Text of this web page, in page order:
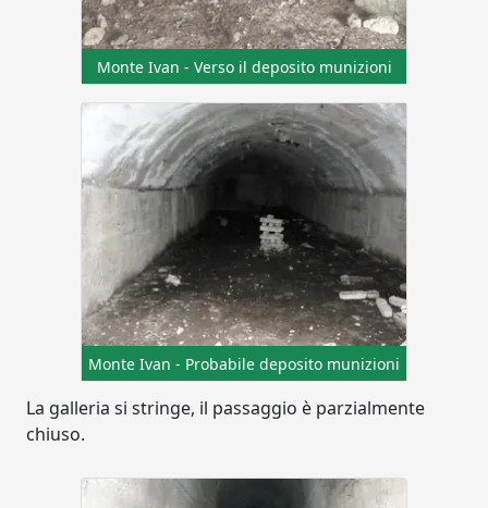
Monte Ivan - Verso il deposito munizioni
Monte Ivan - Probabile deposito munizioni
La galleria si stringe, il passaggio è parzialmente
chiuso.